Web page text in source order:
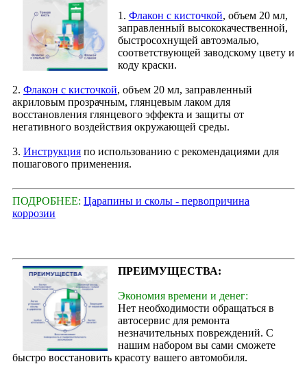
1. Флакон с кисточкой, объем 20 мл,
заправленный высококачественной,
быстросохнущей автоэмалью,
соответствующей заводскому цвету и
коду краски.
2. Флакон с кисточкой, объем 20 мл, заправленный
акриловым прозрачным, глянцевым лаком для
восстановления глянцевого эффекта и защиты от
негативного воздействия окружающей среды.
3. Инструкция по использованию с рекомендациями для
пошагового применения.
ПОДРОБНЕЕ: Царапины и сколы - первопричина
коррозии
ПРЕИМУЩЕСТВА:
Экономия времени и денег:
Нет необходимости обращаться в
автосервис для ремонта
незначительных повреждений. С
нашим набором вы сами сможете
быстро восстановить красоту вашего автомобиля.